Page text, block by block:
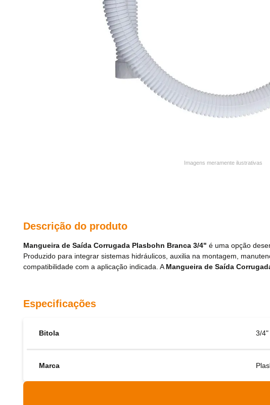
Imagens meramente ilustrativas
Descrição do produto
Mangueira de Saída Corrugada Plasbohn Branca 3/4" é uma opção
Produzido para integrar sistemas hidráulicos, auxilia na montagem,
compatibilidade com a aplicação indicada. A Mangueira de Saída
Especificações
Bitola 3/4"
Marca